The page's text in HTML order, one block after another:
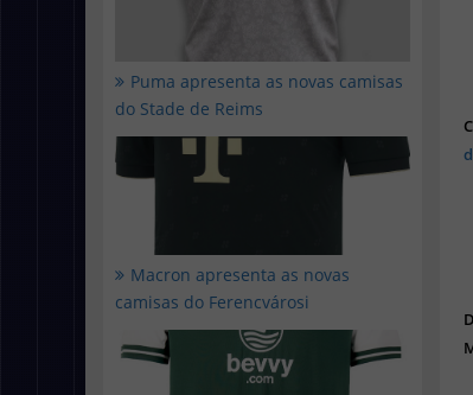
Puma apresenta as novas camisas
do Stade de Reims
Macron apresenta as novas
camisas do Ferencvárosi